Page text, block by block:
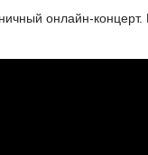
онлайн-концерт.